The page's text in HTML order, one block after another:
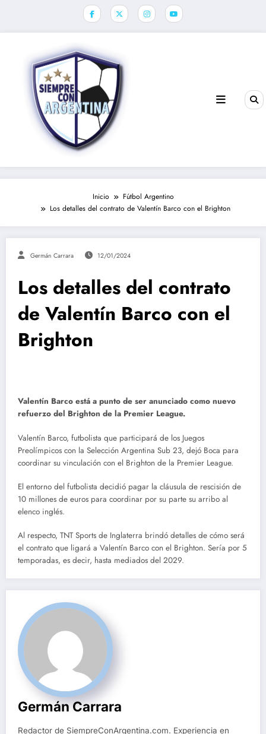
Inicio
Fútbol Argentino
Los detalles del contrato de Valentín Barco con el Brighton
Germán Carrara 12/01/2024
Los detalles del contrato
de Valentín Barco con el
Brighton
Valentín Barco está a punto de ser anunciado como nuevo
refuerzo del Brighton de la Premier League.
Valentín Barco, futbolista que participará de los Juegos
Preolímpicos con la Selección Argentina Sub 23, dejó Boca para
coordinar su vinculación con el Brighton de la Premier League.
El entorno del futbolista decidió pagar la cláusula de rescisión de
10 millones de euros para coordinar por su parte su arribo al
elenco inglés.
Al respecto, TNT Sports de Inglaterra brindó detalles de cómo será
el contrato que ligará a Valentín Barco con el Brighton. Sería por 5
temporadas, es decir, hasta mediados del 2029.
Germán Carrara
Redactor de SiempreConArgentina.com. Experiencia en